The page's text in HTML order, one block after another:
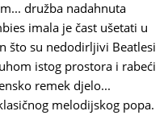
družba nadahnuta
imala je čast ušetati u
što su nedodirljivi Beatlesi
istog prostora i rabeći
remek djelo...
melodijskog popa.